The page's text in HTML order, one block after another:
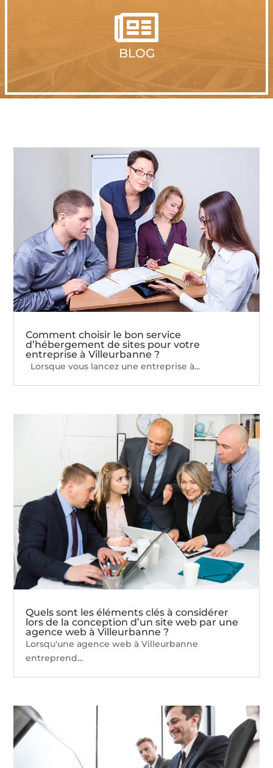

BLOG
Comment choisir le bon service
d’hébergement de sites pour votre
entreprise à Villeurbanne ?
Lorsque vous lancez une entreprise à...
Quels sont les éléments clés à considérer
lors de la conception d’un site web par une
agence web à Villeurbanne ?
Lorsqu'une agence web à Villeurbanne
entreprend...